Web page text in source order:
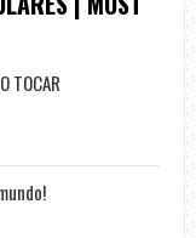
TOCAR